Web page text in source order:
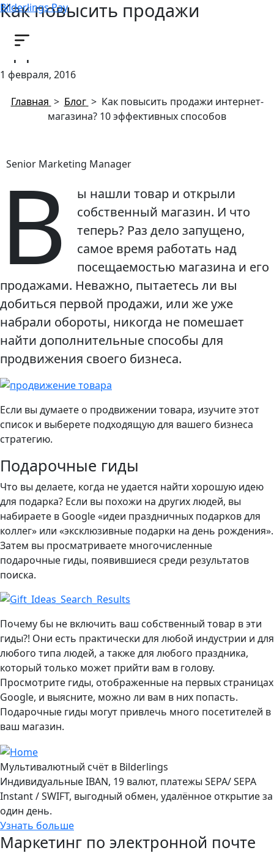
Bilderlings Pay
Как повысить продажи
интернет-магазина? 10
эффективных способов
1 февраля, 2016
Главная > Блог > Как повысить продажи интернет-
магазина? 10 эффективных способов
Senior Marketing Manager
В
ы нашли товар и открыли
собственный магазин. И что
теперь? Раз дело запущено,
самое время работать над
посещаемостью магазина и его
продажами. Неважно, пытаетесь ли вы
добиться первой продажи, или же уже
набрали обороты, никогда не помешает
найти дополнительные способы для
продвижения своего бизнеса.
Если вы думаете о продвижении товара, изучите этот
список и выберете подходящую для вашего бизнеса
стратегию.
Подарочные гиды
Что вы делаете, когда не удается найти хорошую идею
для подарка? Если вы похожи на других людей, вы
набираете в Google «идеи праздничных подарков для
коллег» или «эксклюзивные подарки на день рождения».
Затем вы просматриваете многочисленные
подарочные гиды, появившиеся среди результатов
поиска.
Почему бы не включить ваш собственный товар в эти
гиды?! Они есть практически для любой индустрии и для
любого типа людей, а также для любого праздника,
который только может прийти вам в голову.
Просмотрите гиды, отображенные на первых страницах
Google, и выясните, можно ли вам в них попасть.
Подарочные гиды могут привлечь много посетителей в
ваш магазин.
Мультивалютный счёт в Bilderlings
Индивидуальные IBAN, 19 валют, платежы SEPA/ SEPA
Instant / SWIFT, выгодный обмен, удалённое открытие за
один день.
Узнать больше
Маркетинг по электронной почте